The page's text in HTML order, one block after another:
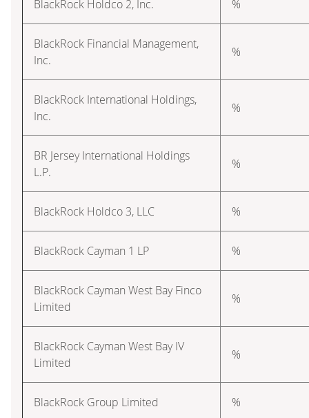
BlackRock Holdco 2, Inc. %
BlackRock Financial Management,
Inc.
%
BlackRock International Holdings,
Inc.
%
BR Jersey International Holdings
L.P.
%
BlackRock Holdco 3, LLC %
BlackRock Cayman 1 LP %
BlackRock Cayman West Bay Finco
Limited
%
BlackRock Cayman West Bay IV
Limited
%
BlackRock Group Limited %